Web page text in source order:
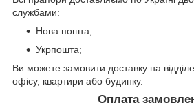
службами:
Нова пошта;
Укрпошта;
Ви можете замовити доставку на
офісу, квартири або будинку.
Оплата